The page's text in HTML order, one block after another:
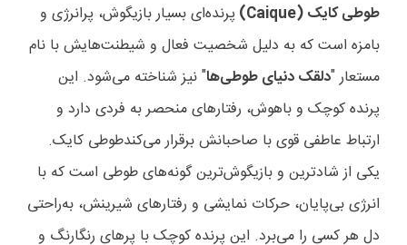
طوطی کایک(Caique) پرنده‌ای بسیار بازیگوش، پرانرژی و
بامزه است که به دلیل شخصیت فعال و شیطنت‌هایش با نام
مستعار "دلقک دنیای طوطی‌ها" نیز شناخته می‌شود. این
پرنده کوچک و باهوش، رفتارهای منحصر به فردی دارد و
ارتباط عاطفی قوی با صاحبانش برقرار می‌کند
.طوطی کایک
یکی از شادترین و بازیگوش‌ترین گونه‌های طوطی است که با
انرژی بی‌پایان، حرکات نمایشی و رفتارهای شیرینش، به‌راحتی
دل هر کسی را می‌برد. این پرنده کوچک با پرهای رنگارنگ و